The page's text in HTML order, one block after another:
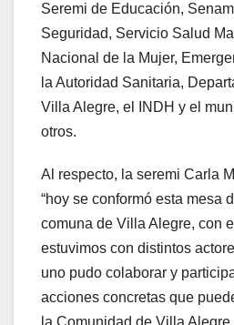
Seremi de Educación,
Seguridad, Servicio Salud
Nacional de la Mujer,
la Autoridad Sanitaria,
Villa Alegre, el INDH y el
otros.
Al respecto, la seremi Carla
“hoy se conformó esta mesa
comuna de Villa Alegre, con
estuvimos con distintos
uno pudo colaborar y
acciones concretas que